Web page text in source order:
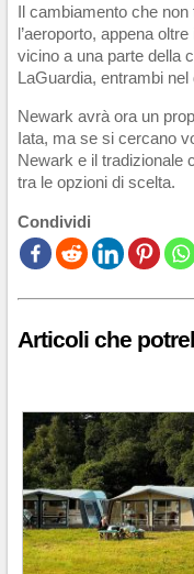
Il cambiamento che
l’aeroporto, appena
vicino a una parte della
LaGuardia, entrambi
Newark avrà ora un
Iata, ma se si cercano
Newark e il tradizionale
tra le opzioni di scelta.
Condividi
Articoli che